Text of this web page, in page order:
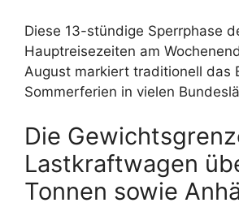
Diese 13-stündige Sperrphase
Hauptreisezeiten am
August markiert traditionell das
Sommerferien in vielen
Die
Lastkraftwagen
Tonnen sowie